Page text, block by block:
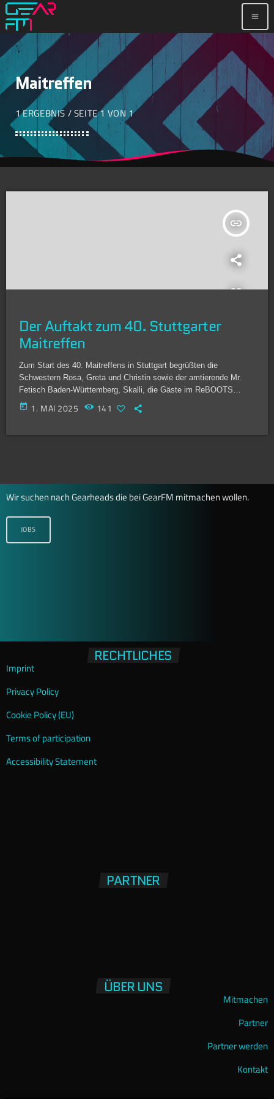
menu
Maitreffen
1 ERGEBNIS / SEITE 1 VON 1
insert_link
Der Auftakt zum 40. Stuttgarter
Maitreffen
Zum Start des 40. Maitreffens in Stuttgart begrüßten die
Schwestern Rosa, Greta und Christin sowie der amtierende Mr.
Fetisch Baden-Württemberg, Skalli, die Gäste im ReBOOTS
Stuttgart zur offiziellen Kandidatenvorstellung. Die Bar war gut
besucht – zahlreiche Mitglieder der Community waren gekommen,
today 1. MAI 2025 141
Wir suchen nach Gearheads die bei GearFM mitmachen wollen.
JOBS
RECHTLICHES
Imprint
Privacy Policy
Cookie Policy (EU)
Terms of participation
Accessibility Statement
PARTNER
ÜBER UNS
Mitmachen
Partner
Partner werden
Kontakt